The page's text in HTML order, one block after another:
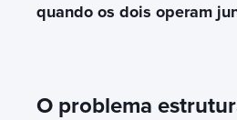
quando os dois operam
O problema